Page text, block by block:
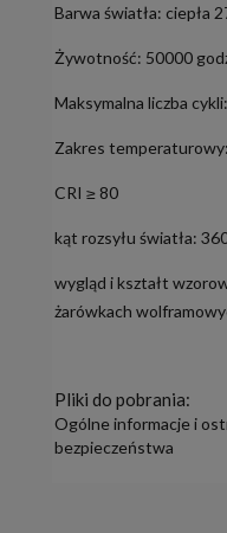
Barwa światła: ciepła
Żywotność: 50000
Maksymalna liczba
Zakres
CRI ≥ 80
kąt rozsyłu światła:
wygląd i kształt
żarówkach
Pliki do pobrania:
Ogólne informacje i
bezpieczeństwa